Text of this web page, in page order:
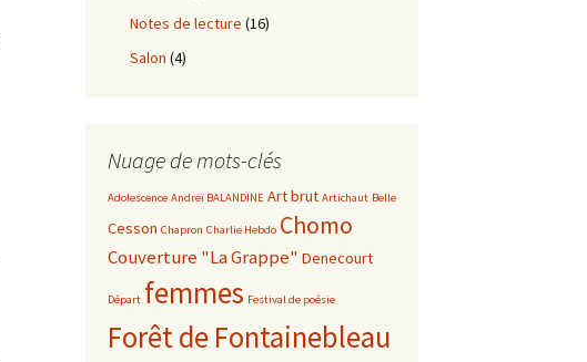
Notes de lecture (16)
Salon (4)
Nuage de mots-clés
Adolescence Andreï BALANDINE Art brut Artichaut Belle
Cesson Chapron Charlie Hebdo Chomo
Couverture "La Grappe" Denecourt
Départ femmes Festival de poésie
Forêt de Fontainebleau